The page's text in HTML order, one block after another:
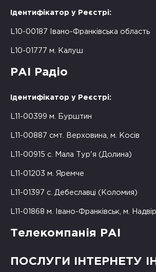
Ідентифікатор у Реєстрі:
L10-00187 Івано-Франківська область
L10-01777 м. Калуш
РАІ Радіо
Ідентифікатор у Реєстрі:
L11-00399 м. Бурштин
L11-00887 смт. Верховина, м. Косів
L11-00915 с. Мала Тур'я (Долина)
L11-01203 м. Яремче
L11-01397 с. Дебеславці (Коломия)
L11-01868 м. Івано-Франківськ, м.
Телекомпанія РАІ
ПОСЛУГИ ІНТЕРНЕТУ